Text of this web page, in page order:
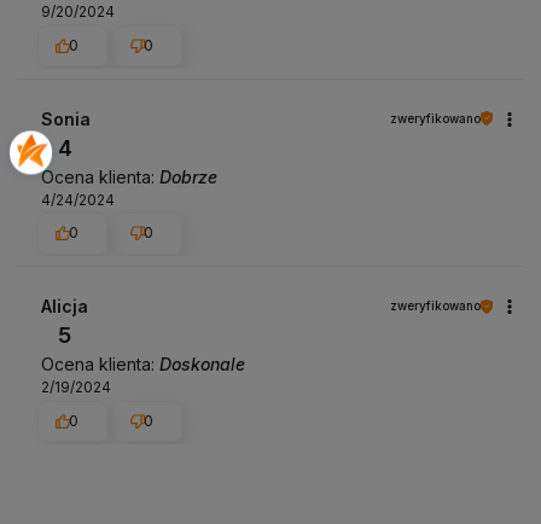
9/20/2024
0
0
Sonia zweryfikowano
4
Ocena klienta: Dobrze
4/24/2024
0
0
Alicja zweryfikowano
5
Ocena klienta: Doskonale
2/19/2024
0
0